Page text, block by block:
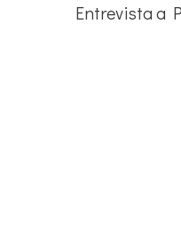
Entrevista a